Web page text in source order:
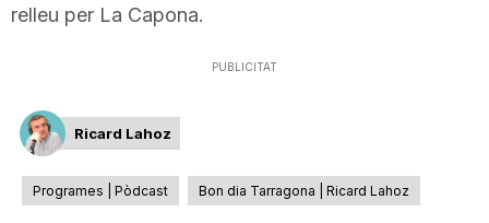
r
a
relleu per La Capona.
PUBLICITAT
Ricard Lahoz
Programes | Pòdcast Bon dia Tarragona | Ricard Lahoz